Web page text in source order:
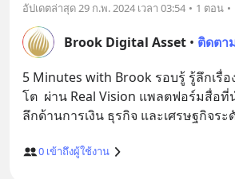
อัปเดตล่าสุด29 ก.พ. 2024 เวลา 03:54 • 1 ตอน •
Brook Digital Asset • ติดตา
5 Minutes with Brook รอบรู้ รู้ลึกเรื่
โต  ผ่าน Real Vision แพลตฟอร์มสื่อที่
0 เข้าถึงผู้ใช้งาน